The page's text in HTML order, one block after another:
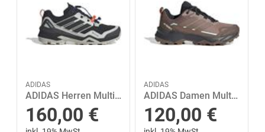
ADIDAS
ADIDAS Herren Multifunktionsschuhe Terrex Skychaser GORE-TEX 44 in Silber
160,00 €
ADIDAS
ADIDAS Damen Multifunktionsschuhe Terrex Skychaser AX5 GORE-TEX 40 in Lila
120,00 €